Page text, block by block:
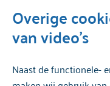
Overige
van video's
Naast de functionele-